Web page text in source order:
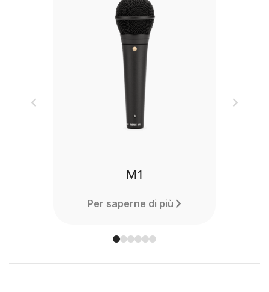
M1
Per saperne di più
Previous Next